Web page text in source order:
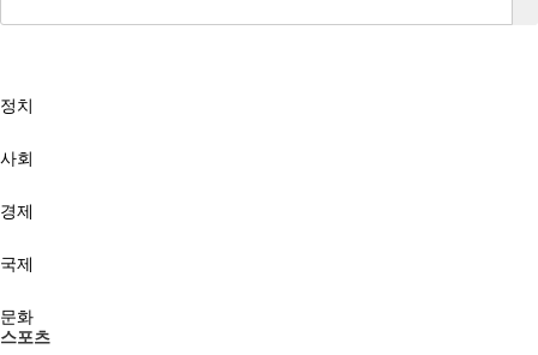
정치
사회
경제
국제
문화
스포츠